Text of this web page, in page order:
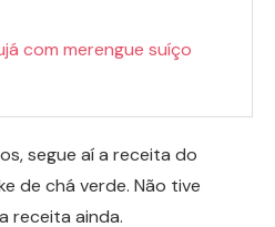
com merengue suíço
segue aí a receita do
de chá verde. Não tive
receita ainda.